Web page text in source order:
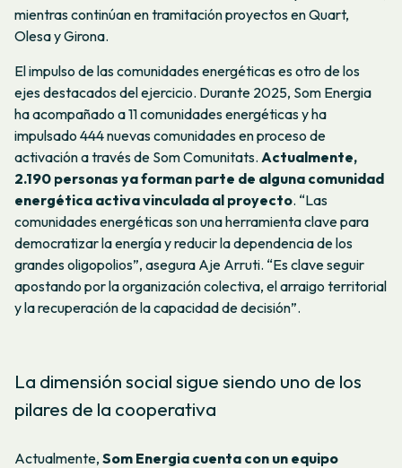
mientras continúan en tramitación proyectos en Quart,
Olesa y Girona.
El impulso de las comunidades energéticas es otro de los
ejes destacados del ejercicio. Durante 2025, Som Energia
ha acompañado a 11 comunidades energéticas y ha
impulsado 444 nuevas comunidades en proceso de
activación a través de Som Comunitats. Actualmente,
2.190 personas ya forman parte de alguna comunidad
energética activa vinculada al proyecto. “Las
comunidades energéticas son una herramienta clave para
democratizar la energía y reducir la dependencia de los
grandes oligopolios”, asegura Aje Arruti. “Es clave seguir
apostando por la organización colectiva, el arraigo territorial
y la recuperación de la capacidad de decisión”.
La dimensión social sigue siendo uno de los
pilares de la cooperativa
Actualmente, Som Energia cuenta con un equipo